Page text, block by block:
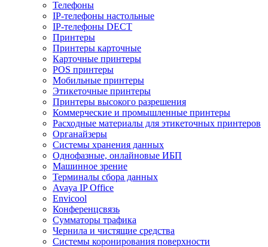
Телефоны
IP-телефоны настольные
IP-телефоны DECT
Принтеры
Принтеры карточные
Карточные принтеры
POS принтеры
Мобильные принтеры
Этикеточные принтеры
Принтеры высокого разрешения
Коммерческие и промышленные принтеры
Расходные материалы для этикеточных принтеров
Органайзеры
Системы хранения данных
Однофазные, онлайновые ИБП
Машинное зрение
Терминалы сбора данных
Avaya IP Office
Envicool
Конференцсвязь
Сумматоры трафика
Чернила и чистящие средства
Системы коронирования поверхности